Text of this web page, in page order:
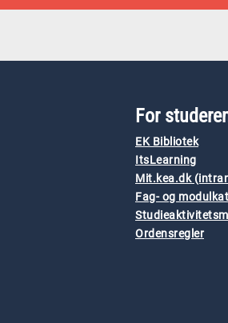
For
EK Bibliotek
ItsLearning
Mit.kea.dk
Fag- og
Ordensregler